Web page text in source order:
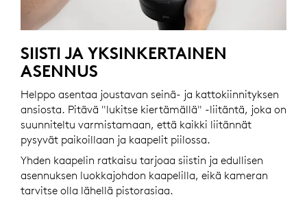
SIISTI JA YKSINKERTAINEN
ASENNUS
Helppo asentaa joustavan seinä- ja kattokiinnityksen
ansiosta. Pitävä "lukitse kiertämällä" -liitäntä, joka on
suunniteltu varmistamaan, että kaikki liitännät
pysyvät paikoillaan ja kaapelit piilossa.
Yhden kaapelin ratkaisu tarjoaa siistin ja edullisen
asennuksen luokkajohdon kaapelilla, eikä kameran
tarvitse olla lähellä pistorasiaa.